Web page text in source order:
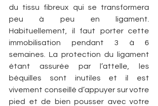
du tissu fibreux qui se transformera
peu à peu en ligament.
Habituellement, il faut porter cette
immobilisation pendant 3 à 6
semaines. La protection du ligament
étant assurée par l’attelle, les
béquilles sont inutiles et il est
vivement conseillé d’appuyer sur votre
pied et de bien pousser avec votre